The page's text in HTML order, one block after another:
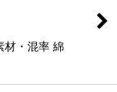
材・混率 綿